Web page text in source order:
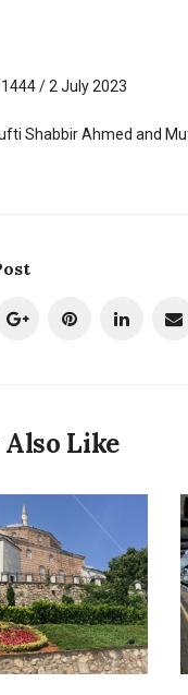
/ 2 July 2023
Shabbir Ahmed and
Like